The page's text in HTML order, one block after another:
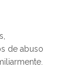
de abuso